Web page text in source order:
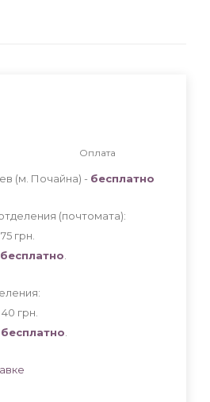
Оплата
(м. Почайна) - бесплатно
(почтомата):
грн
бесплатно
40 грн
бесплатно